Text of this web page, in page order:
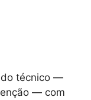
técnico —
— com